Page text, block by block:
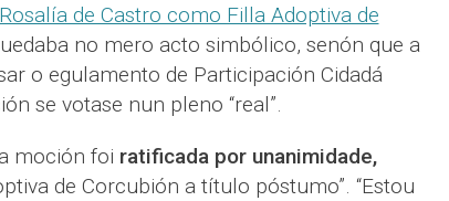
de Castro como Filla Adoptiva de
no mero acto simbólico, senón que a
o egulamento de Participación Cidadá
se votase nun pleno “real”.
moción foi ratificada por unanimidade,
de Corcubión a título póstumo”. “Estou